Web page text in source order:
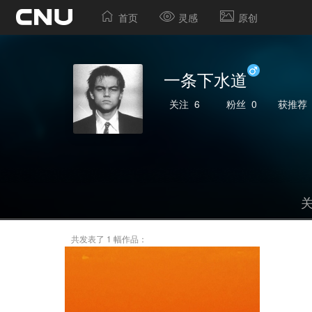
首页 灵感 原创
一条下水道
关注 6 粉丝 0 获推荐
共发表了 1 幅作品：